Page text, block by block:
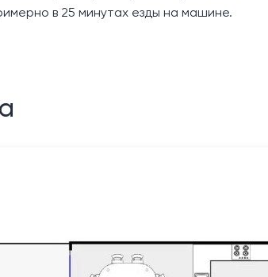
в 25 минутах езды на машине.